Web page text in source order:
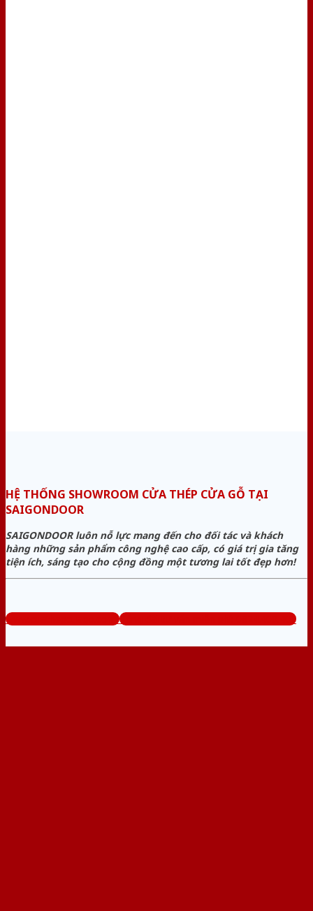
HỆ THỐNG SHOWROOM CỬA THÉP CỬA GỖ TẠI
SAIGONDOOR
SAIGONDOOR luôn nỗ lực mang đến cho đối tác và khách
hàng những sản phẩm công nghệ cao cấp, có giá trị gia tăng
tiện ích, sáng tạo cho cộng đồng một tương lai tốt đẹp hơn!
www.cuathepcuago.com Tổng đài tư vấn miễn phí: 0824.400.400